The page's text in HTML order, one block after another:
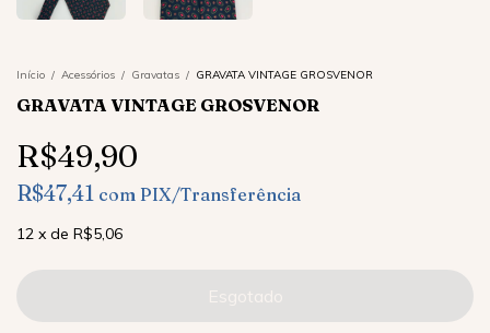
Início / Acessórios / Gravatas / GRAVATA VINTAGE GROSVENOR
GRAVATA VINTAGE GROSVENOR
R$49,90
R$47,41 com PIX/Transferência
12 x de R$5,06